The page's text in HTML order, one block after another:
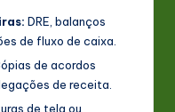
DRE, balanços
de fluxo de caixa.
de acordos
de receita.
de tela ou